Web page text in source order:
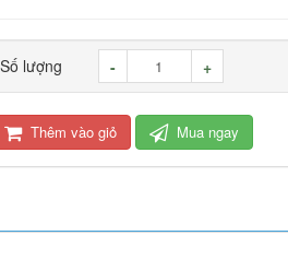
Số lượng - +
Thêm vào giỏ Mua ngay